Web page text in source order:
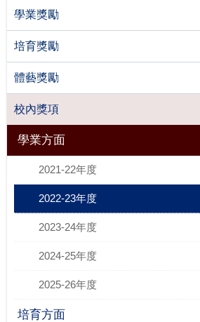
學業獎勵
培育獎勵
體藝獎勵
校內獎項
學業方面
2021-22年度
2022-23年度
2023-24年度
2024-25年度
2025-26年度
培育方面